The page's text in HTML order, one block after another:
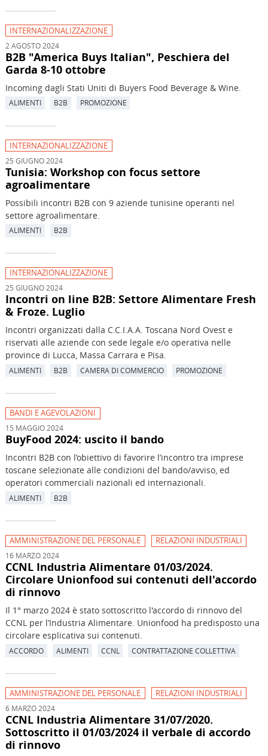
INTERNAZIONALIZZAZIONE
2 AGOSTO 2024
B2B "America Buys Italian", Peschiera del
Garda 8-10 ottobre
Incoming dagli Stati Uniti di Buyers Food Beverage & Wine.
ALIMENTI B2B PROMOZIONE
INTERNAZIONALIZZAZIONE
25 GIUGNO 2024
Tunisia: Workshop con focus settore
agroalimentare
Possibili incontri B2B con 9 aziende tunisine operanti nel
settore agroalimentare.
ALIMENTI B2B
INTERNAZIONALIZZAZIONE
25 GIUGNO 2024
Incontri on line B2B: Settore Alimentare Fresh
& Froze. Luglio
Incontri organizzati dalla C.C.I.A.A. Toscana Nord Ovest e
riservati alle aziende con sede legale e/o operativa nelle
province di Lucca, Massa Carrara e Pisa.
ALIMENTI B2B CAMERA DI COMMERCIO PROMOZIONE
BANDI E AGEVOLAZIONI
15 MAGGIO 2024
BuyFood 2024: uscito il bando
Incontri B2B con l’obiettivo di favorire l’incontro tra imprese
toscane selezionate alle condizioni del bando/avviso, ed
operatori commerciali nazionali ed internazionali.
ALIMENTI B2B
AMMINISTRAZIONE DEL PERSONALE RELAZIONI INDUSTRIALI
16 MARZO 2024
CCNL Industria Alimentare 01/03/2024.
Circolare Unionfood sui contenuti dell'accordo
di rinnovo
Il 1° marzo 2024 è stato sottoscritto l'accordo di rinnovo del
CCNL per l’Industria Alimentare. Unionfood ha predisposto una
circolare esplicativa sui contenuti.
ACCORDO ALIMENTI CCNL CONTRATTAZIONE COLLETTIVA
AMMINISTRAZIONE DEL PERSONALE RELAZIONI INDUSTRIALI
6 MARZO 2024
CCNL Industria Alimentare 31/07/2020.
Sottoscritto il 01/03/2024 il verbale di accordo
di rinnovo